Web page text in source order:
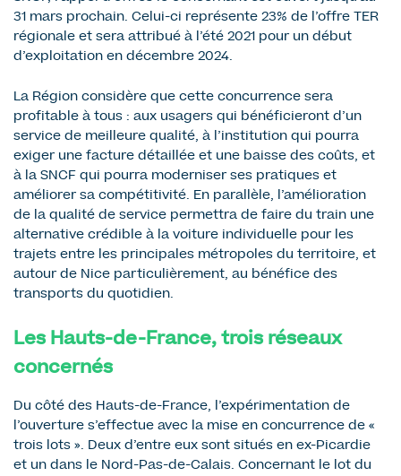
31 mars prochain. Celui-ci représente 23% de l’offre TER
régionale et sera attribué à l’été 2021 pour un début
d’exploitation en décembre 2024.
La Région considère que cette concurrence sera
profitable à tous : aux usagers qui bénéficieront d’un
service de meilleure qualité, à l’institution qui pourra
exiger une facture détaillée et une baisse des coûts, et
à la SNCF qui pourra moderniser ses pratiques et
améliorer sa compétitivité. En parallèle, l’amélioration
de la qualité de service permettra de faire du train une
alternative crédible à la voiture individuelle pour les
trajets entre les principales métropoles du territoire, et
autour de Nice particulièrement, au bénéfice des
transports du quotidien.
Les Hauts-de-France, trois réseaux
concernés
Du côté des Hauts-de-France, l’expérimentation de
l’ouverture s’effectue avec la mise en concurrence de «
trois lots ». Deux d’entre eux sont situés en ex-Picardie
et un dans le Nord-Pas-de-Calais. Concernant le lot du